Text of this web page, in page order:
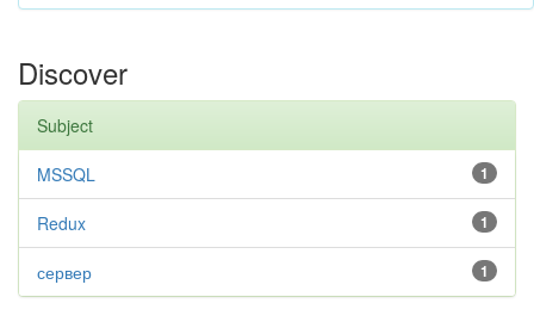
Discover
Subject
1
MSSQL
1
Redux
1
сервер